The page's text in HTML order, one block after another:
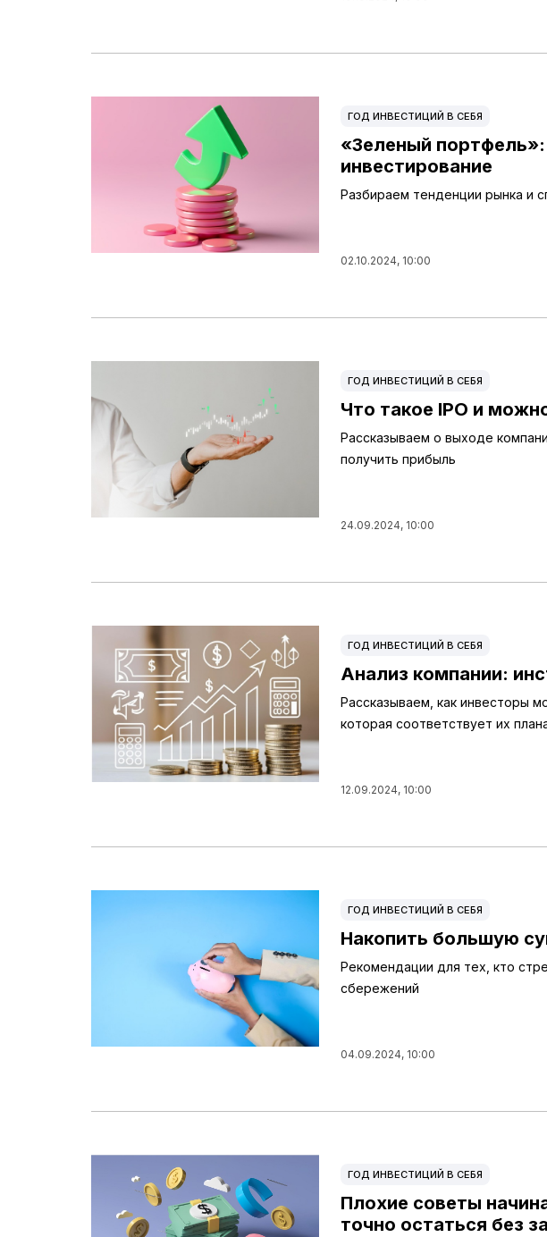
ГОД ИНВЕСТИЦИЙ В СЕБЯ
«Зеленый
инвестирование
Разбираем тенденции рынка и
02.10.2024, 10:00
ГОД ИНВЕСТИЦИЙ В СЕБЯ
Что такое IPO и
Рассказываем о выходе
получить прибыль
24.09.2024, 10:00
ГОД ИНВЕСТИЦИЙ В СЕБЯ
Анализ компании:
Рассказываем, как инвесторы
которая соответствует их
12.09.2024, 10:00
ГОД ИНВЕСТИЦИЙ В СЕБЯ
Накопить большую
Рекомендации для тех, кто
сбережений
04.09.2024, 10:00
ГОД ИНВЕСТИЦИЙ В СЕБЯ
Плохие советы
точно остаться без